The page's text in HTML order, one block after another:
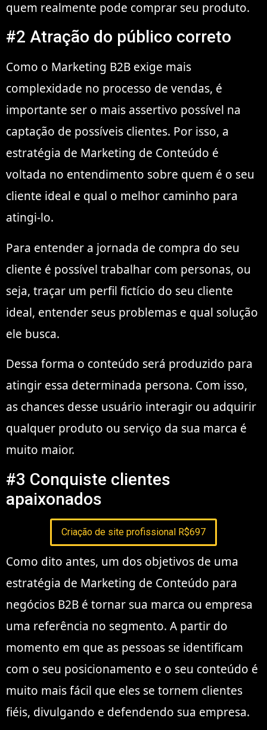
quem realmente pode comprar seu produto.
#2 Atração do público correto
Como o Marketing B2B exige mais
complexidade no processo de vendas, é
importante ser o mais assertivo possível na
captação de possíveis clientes. Por isso, a
estratégia de Marketing de Conteúdo é
voltada no entendimento sobre quem é o seu
cliente ideal e qual o melhor caminho para
atingi-lo.
Para entender a jornada de compra do seu
cliente é possível trabalhar com personas, ou
seja, traçar um perfil fictício do seu cliente
ideal, entender seus problemas e qual solução
ele busca.
Dessa forma o conteúdo será produzido para
atingir essa determinada persona. Com isso,
as chances desse usuário interagir ou adquirir
qualquer produto ou serviço da sua marca é
muito maior.
#3 Conquiste clientes
apaixonados
Criação de site profissional R$697
Como dito antes, um dos objetivos de uma
estratégia de Marketing de Conteúdo para
negócios B2B é tornar sua marca ou empresa
uma referência no segmento. A partir do
momento em que as pessoas se identificam
com o seu posicionamento e o seu conteúdo é
muito mais fácil que eles se tornem clientes
fiéis, divulgando e defendendo sua empresa.